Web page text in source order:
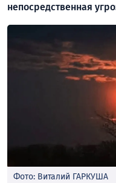
непосредственная
Фото: Виталий ГАРКУША